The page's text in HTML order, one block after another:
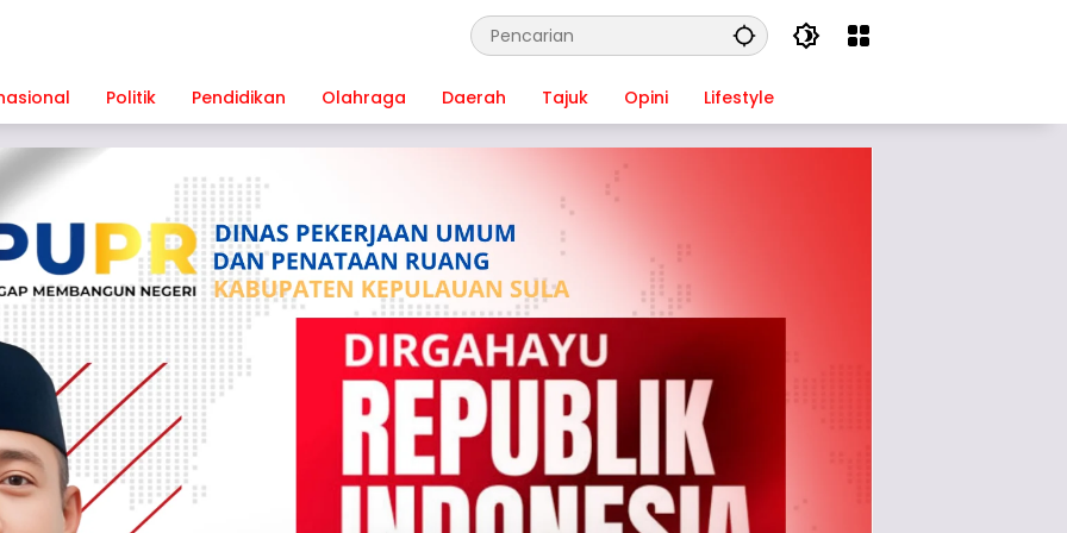
Politik Pendidikan Olahraga Daerah Tajuk Opini Lifestyle